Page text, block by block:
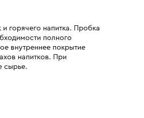
горячего напитка. Пробка
полного
внутреннее покрытие
напитков. При
сырье.